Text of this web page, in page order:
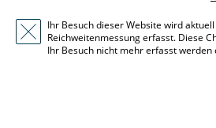
Ihr Besuch dieser Website wird
Reichweitenmessung erfasst. Diese
Ihr Besuch nicht mehr erfasst werden